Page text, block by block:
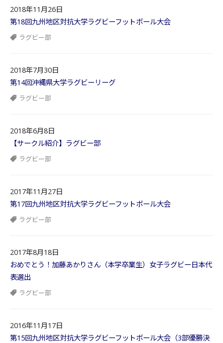
2018年11月26日
第18回九州地区対抗大学ラグビーフットボール大会
ラグビー部
2018年7月30日
第14回沖縄県大学ラグビーリーグ
ラグビー部
2018年6月8日
【サークル紹介】ラグビー部
ラグビー部
2017年11月27日
第17回九州地区対抗大学ラグビーフットボール大会
ラグビー部
2017年8月18日
おめでとう！加藤あかりさん（本学卒業生）女子ラグビー日本代
表選出
ラグビー部
2016年11月17日
第15回九州地区対抗大学ラグビーフットボール大会（3部優勝決